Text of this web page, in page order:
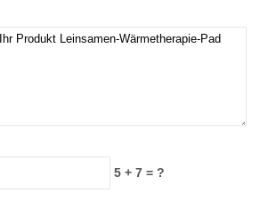
5 + 7 = ?